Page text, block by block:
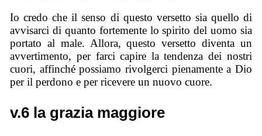
Io credo che il senso di questo versetto sia quello di
avvisarci di quanto fortemente lo spirito del uomo sia
portato al male. Allora, questo versetto diventa un
avvertimento, per farci capire la tendenza dei nostri
cuori, affinché possiamo rivolgerci pienamente a Dio
per il perdono e per ricevere un nuovo cuore.
v.6 la grazia maggiore